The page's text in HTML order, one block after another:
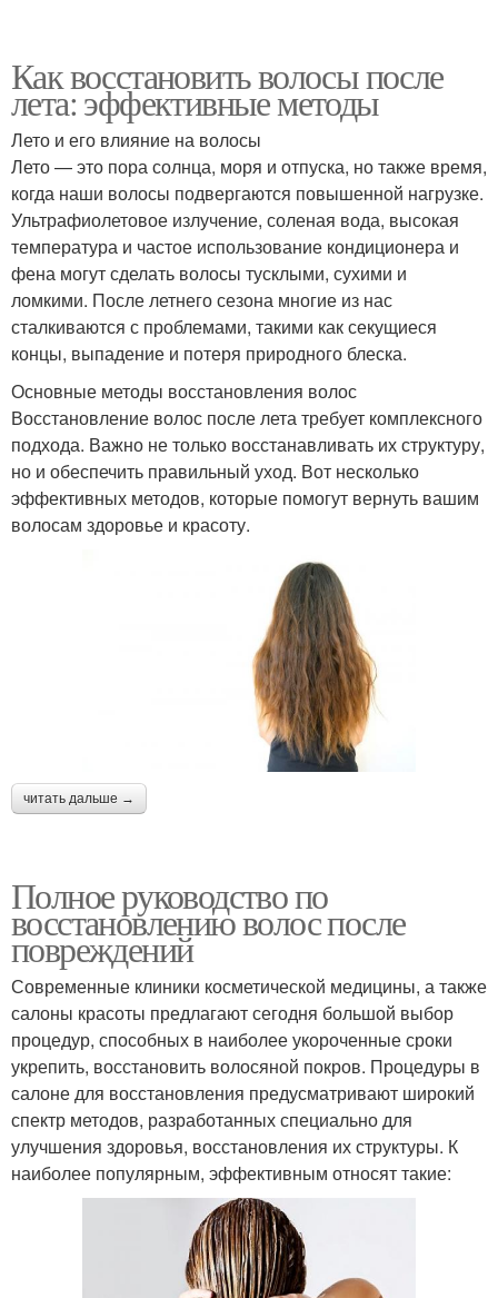
Как восстановить волосы после
лета: эффективные методы
Лето и его влияние на волосы
Лето — это пора солнца, моря и отпуска, но также время,
когда наши волосы подвергаются повышенной нагрузке.
Ультрафиолетовое излучение, соленая вода, высокая
температура и частое использование кондиционера и
фена могут сделать волосы тусклыми, сухими и
ломкими. После летнего сезона многие из нас
сталкиваются с проблемами, такими как секущиеся
концы, выпадение и потеря природного блеска.
Основные методы восстановления волос
Восстановление волос после лета требует комплексного
подхода. Важно не только восстанавливать их структуру,
но и обеспечить правильный уход. Вот несколько
эффективных методов, которые помогут вернуть вашим
волосам здоровье и красоту.
читать дальше →
Полное руководство по
восстановлению волос после
повреждений
Современные клиники косметической медицины, а также
салоны красоты предлагают сегодня большой выбор
процедур, способных в наиболее укороченные сроки
укрепить, восстановить волосяной покров. Процедуры в
салоне для восстановления предусматривают широкий
спектр методов, разработанных специально для
улучшения здоровья, восстановления их структуры. К
наиболее популярным, эффективным относят такие: